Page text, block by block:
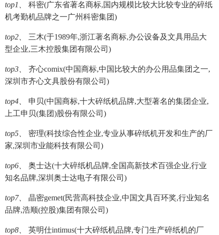
top1、
科密(广东省著名商标,国内规模比较大比较专业的碎纸
机考勤机品牌之一广州科密集团)
top2、
三木(于1989年,浙江著名商标,办公设备及文具用品大
型企业,三木控股集团有限公司)
top3、
齐心comix(中国商标,中国比较大的办公用品集团之一,
深圳市齐心文具股份有限公司)
top4、
申贝(中国商标,十大碎纸机品牌,大型著名的集团企业,
上工申贝(集团)股份有限公司)
top5、
密理(科技综合性企业,专业从事碎纸机开发和生产的厂
家,深圳市业能科技有限公司)
top6、
奥士达(十大碎纸机品牌,全国高新技术百强企业,行业
知名品牌,深圳奥士达电子有限公司)
top7、
晶密gemet(民营高科技企业,中国文具百环奖,行业知名
品牌,浩顺(控股)集团有限公司)
top8、
英明仕intimus(十大碎纸机品牌,专门生产碎纸机的厂